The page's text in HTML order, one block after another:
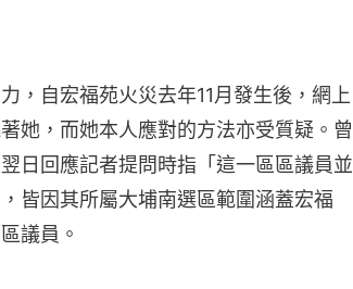
，自宏福苑火災去年11月發生後，網上
她，而她本人應對的方法亦受質疑。曾
日回應記者提問時指「這一區區議員並
皆因其所屬大埔南選區範圍涵蓋宏福
議員。